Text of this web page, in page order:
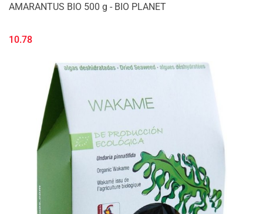
AMARANTUS BIO 500 g - BIO PLANET
10.78